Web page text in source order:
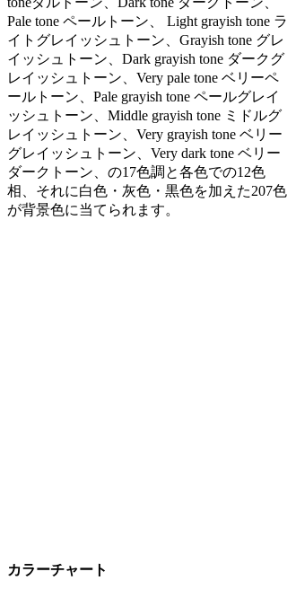
Pale tone ペールトーン、 Light grayish tone ラ
イトグレイッシュトーン、Grayish tone グレ
イッシュトーン、Dark grayish tone ダークグ
レイッシュトーン、Very pale tone ベリーペ
ールトーン、Pale grayish tone ペールグレイ
ッシュトーン、Middle grayish tone ミドルグ
レイッシュトーン、Very grayish tone ベリー
グレイッシュトーン、Very dark tone ベリー
ダークトーン、の17色調と各色での12色
相、それに白色・灰色・黒色を加えた207色
が背景色に当てられます。
カラーチャート